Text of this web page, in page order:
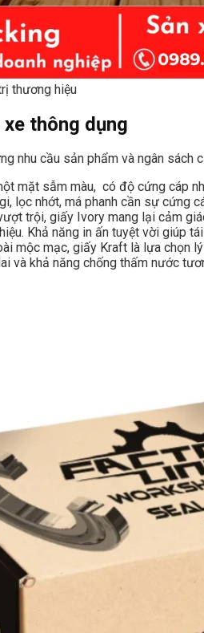
thương hiệu
thông dụng
nhu cầu sản phẩm và ngân sách
mặt sẫm màu, có độ cứng cáp
lọc nhớt, má phanh cần sự cứng
trội, giấy Ivory mang lại cảm
Khả năng in ấn tuyệt vời giúp
mộc mạc, giấy Kraft là lựa chọn
và khả năng chống thấm nước